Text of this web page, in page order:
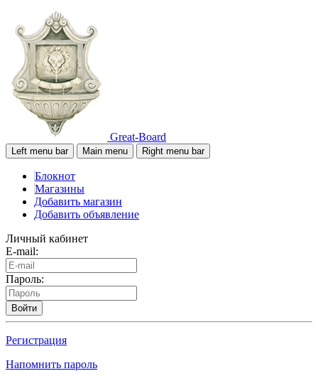
Great-Board
Left menu bar Main menu Right menu bar
Блокнот
Магазины
Добавить магазин
Добавить объявление
Личный кабинет
E-mail:
Пароль:
Войти
Регистрация
Напомнить пароль